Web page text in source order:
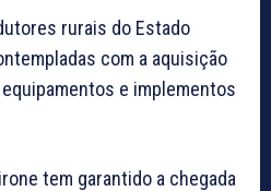
rurais do Estado
com a aquisição
e implementos
tem garantido a chegada